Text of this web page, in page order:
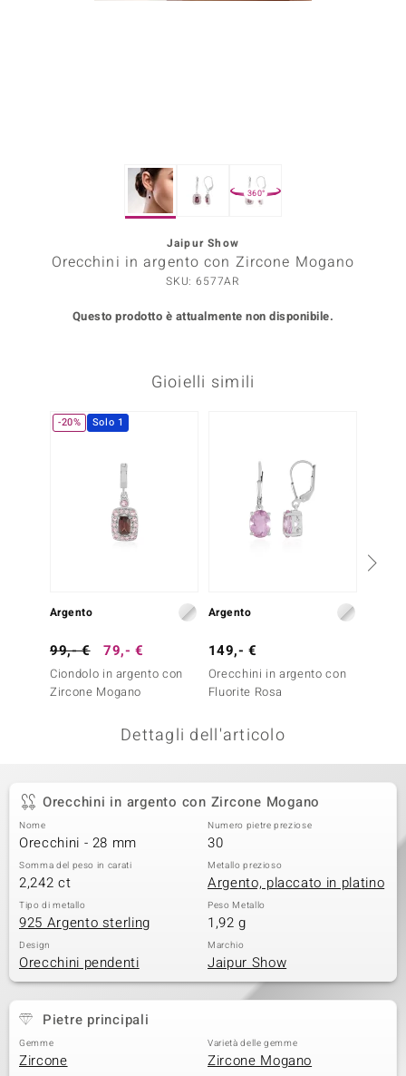
Classics
360°
Jaipur Show
Orecchini in argento con Zircone Mogano
SKU: 6577AR
Questo prodotto è attualmente non disponibile.
Gioielli simili
-20% Solo 1
Argento
99,- € 79,- €
Ciondolo in argento con
Zircone Mogano
Argento
149,- €
Orecchini in argento con
Fluorite Rosa
Dettagli dell'articolo
Orecchini in argento con Zircone Mogano
Nome
Orecchini - 28 mm
Numero pietre preziose
30
Somma del peso in carati
2,242 ct
Metallo prezioso
Argento, placcato in platino
Tipo di metallo
925 Argento sterling
Peso Metallo
1,92 g
Design
Orecchini pendenti
Marchio
Jaipur Show
Pietre principali
Gemme
Zircone
Varietà delle gemme
Zircone Mogano